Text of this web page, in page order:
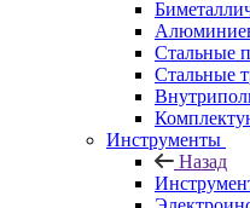
Стальные
Стальные
Инструменты
Назад